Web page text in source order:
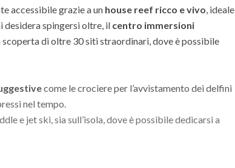
accessibile grazie a un house reef ricco e vivo, ideale
desidera spingersi oltre, il centro immersioni
di oltre 30 siti straordinari, dove è possibile
come le crociere per l’avvistamento dei delfini
nel tempo.
e jet ski, sia sull’isola, dove è possibile dedicarsi a